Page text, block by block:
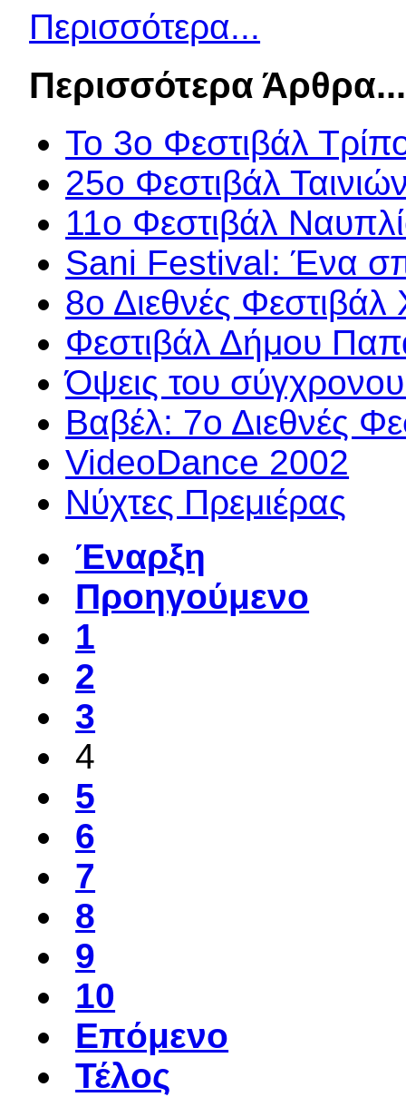
Περισσότερα...
Περισσότερα Άρθρα...
Το 3ο Φεστιβάλ
25ο Φεστιβάλ
11ο Φεστιβάλ
Sani Festival: Ένα
8ο Διεθνές
Φεστιβάλ Δήμου
Όψεις του
Βαβέλ: 7ο Διεθνές
VideoDance 2002
Νύχτες Πρεμιέρας
Έναρξη
Προηγούμενο
1
2
3
4
5
6
7
8
9
10
Επόμενο
Τέλος